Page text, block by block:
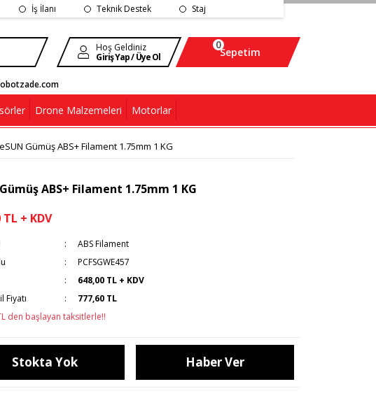
İş İlanı Teknik Destek Staj
Hoş Geldiniz
Giriş Yap / Üye Ol
Sepetim
0
Drone Malzemeleri Motorlar
eSUN Gümüş ABS+ Filament 1.75mm 1 KG
ABS+ Filament 1.75mm 1 KG
TL + KDV
ABS Filament
PCFSGWE457
648,00 TL + KDV
Fiyatı
777,60 TL
den başlayan taksitlerle!!
Stokta Yok Haber Ver